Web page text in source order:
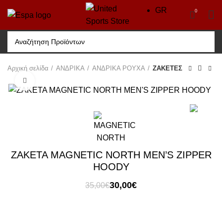
GR 0
Αρχική σελίδα ΑΝΔΡΙΚΑ ΑΝΔΡΙΚΑ ΡΟΥΧΑ ΖΑΚΕΤΕΣ
ZAKETA MAGNETIC NORTH MEN’S ZIPPER
HOODY
35,00€Original
30,00€Η